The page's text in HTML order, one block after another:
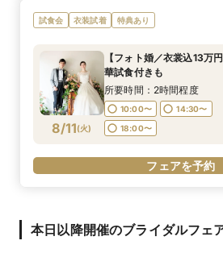
試食会 衣装試着 特典あり
8/11(火)
【フォト婚／衣裳込13万
華試食付きも
所要時間：2時間程度
10:00〜
14:30〜
18:00〜
フェアを予約
本日以降開催のブライダルフェ